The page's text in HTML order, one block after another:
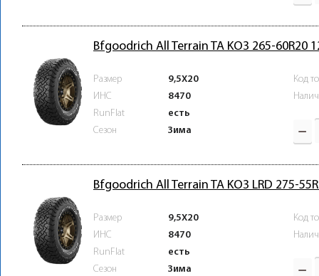
Bfgoodrich All Terrain TA KO3 265-60R20
Размер
9,5X20
ИНС
8470
RunFlat
есть
Сезон
Зима
Код
Bfgoodrich All Terrain TA KO3 LRD 275-
Размер
9,5X20
ИНС
8470
RunFlat
есть
Сезон
Зима
Код